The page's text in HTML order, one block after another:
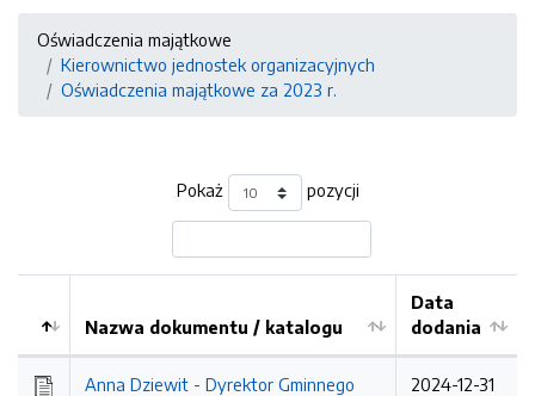
Oświadczenia majątkowe
Kierownictwo jednostek organizacyjnych
Oświadczenia majątkowe za 2023 r.
Pokaż pozycji
Kolejność
Nazwa dokumentu / katalogu
Data
dodania
Anna Dziewit - Dyrektor Gminnego
2024-12-31